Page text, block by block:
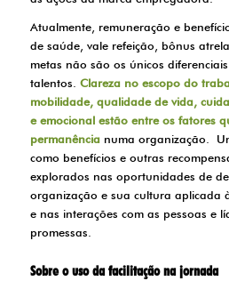
Atualmente, remuneração e
de saúde, vale refeição, bônus
metas não são os únicos
talentos. Clareza no escopo do
mobilidade, qualidade de vida,
e emocional estão entre os fatores
permanêncianuma organização.
como benefícios e outras
explorados nas oportunidades de
organização e sua cultura aplicada
e nas interações com as pessoas e
promessas.
Sobre o uso da facilitação na jornada